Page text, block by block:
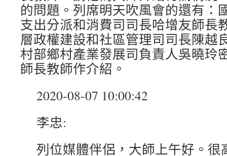
的問題。列席明天吹風會的還有：
支出分派和消費司司長哈增友師長
層政權建設和社區管理司司長陳越
村部鄉村產業發展司負責人吳曉玲
師長教師作介紹。
2020-08-07 10:00:42
李忠:
列位媒體伴侶，大師上午好。很